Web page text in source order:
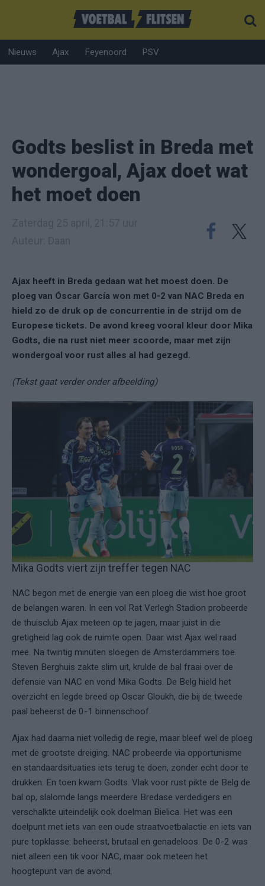
Nieuws Ajax Feyenoord PSV
Godts beslist in Breda met
wondergoal, Ajax doet wat
het moet doen
Ajax heeft in Breda gedaan wat het moest doen. De
ploeg van Óscar García won met 0-2 van NAC Breda en
hield zo de druk op de concurrentie in de strijd om de
Europese tickets. De avond kreeg vooral kleur door Mika
Godts, die na rust niet meer scoorde, maar met zijn
wondergoal voor rust alles al had gezegd.
(Tekst gaat verder onder afbeelding)
Mika Godts viert zijn treffer tegen NAC
NAC begon met de energie van een ploeg die wist hoe groot
de belangen waren. In een vol Rat Verlegh Stadion probeerde
de thuisclub Ajax meteen op te jagen, maar juist in die
gretigheid lag ook de ruimte open. Daar wist Ajax wel raad
mee. Na twintig minuten sloegen de Amsterdammers toe.
Steven Berghuis zakte slim uit, krulde de bal fraai over de
defensie van NAC en vond Mika Godts. De Belg hield het
overzicht en legde breed op Oscar Gloukh, die bij de tweede
paal beheerst de 0-1 binnenschoof.
Ajax had daarna niet volledig de regie, maar bleef wel de ploeg
met de grootste dreiging. NAC probeerde via opportunisme
en standaardsituaties iets terug te doen, zonder echt door te
drukken. En toen kwam Godts. Vlak voor rust pikte de Belg de
bal op, slalomde langs meerdere Bredase verdedigers en
verschalkte uiteindelijk ook doelman Bielica. Het was een
doelpunt met iets van een oude straatvoetbalactie en iets van
pure topklasse: beheerst, brutaal en genadeloos. De 0-2 was
niet alleen een tik voor NAC, maar ook meteen het
hoogtepunt van de avond.